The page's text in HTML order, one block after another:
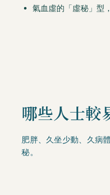
氣血虛的「虛秘」型
哪些人士較
肥胖、久坐少動、久病
秘。